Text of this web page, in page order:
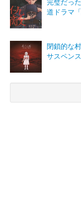
道ドラマ
閉鎖的な
サスペン